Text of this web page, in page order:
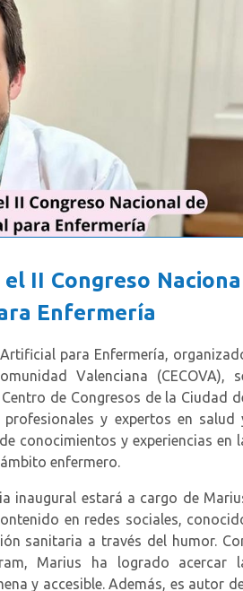
II Congreso
Enfermería
para Enfermería,
Valenciana (CECOVA),
de Congresos de la Ciudad
y expertos en salud
conocimientos y experiencias en
enfermero.
inaugural estará a cargo de
en redes sociales,
sanitaria a través del humor.
Marius ha logrado acercar
y accesible. Además, es autor